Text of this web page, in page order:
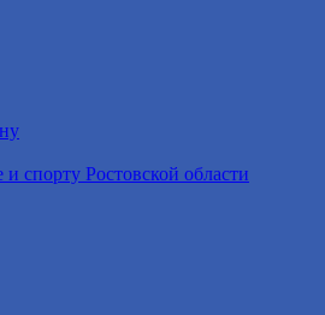
спорту Ростовской области